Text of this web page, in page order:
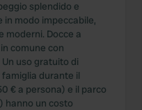
splendido e
in modo impeccabile,
moderni. Docce a
comune con
uso gratuito di
durante il
€ a persona) e il parco
hanno un costo